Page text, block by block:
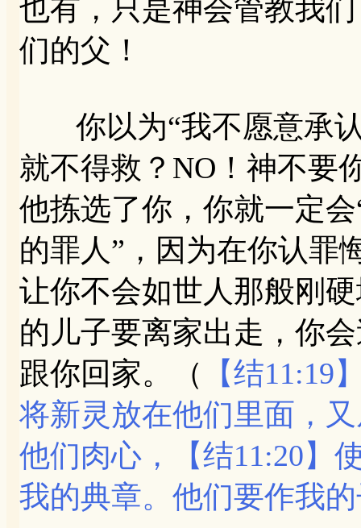
也有，只是神会管教我
们的父！
你以为“我不愿意承认
就不得救？NO！神不要
他拣选了你，你就一定
的罪人”，因为在你认罪
让你不会如世人那般刚
的儿子要离家出走，你
跟你回家。（
【结
将新灵放在他们里面，
他们肉心，【结11:20】
我的典章。他们要作我